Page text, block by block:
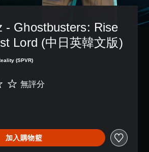
- Ghostbusters: Rise
Lord (中日英韓文版)
(SPVR)
無評分
加入購物籃